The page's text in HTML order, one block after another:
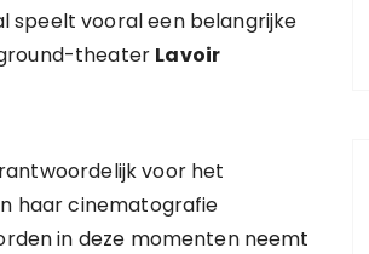
speelt vooral een belangrijke
theater Lavoir
voor het
haar cinematografie
in deze momenten neemt